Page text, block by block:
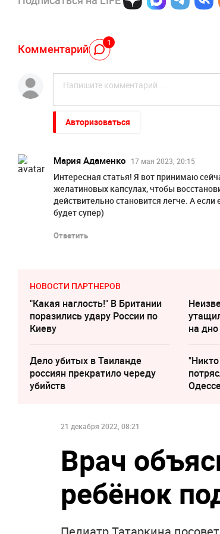
Комментарий 1
Авторизоваться
Мария Адаменко 17 мая 2023, 20:15
Интересная статья! Я вот принимаю
желатиновых капсулах, чтобы
действительно становится легче. А
будет супер)
Ответить
НОВОСТИ ПАРТНЕРОВ
"Какая наглость!" В Британии
поразились удару России по
Киеву
на
Дело убитых в Таиланде
россиян прекратило череду
убийств
Одессе
21 декабря 2022, 08:21
Врач
ребёнок